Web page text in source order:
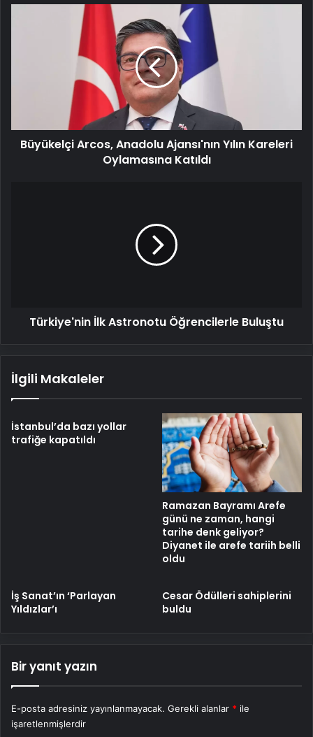
Büyükelçi Arcos, Anadolu Ajansı'nın Yılın Kareleri
Oylamasına Katıldı
Türkiye'nin İlk Astronotu Öğrencilerle Buluştu
İlgili Makaleler
İstanbul’da bazı yollar
trafiğe kapatıldı
Ramazan Bayramı Arefe
günü ne zaman, hangi
tarihe denk geliyor?
Diyanet ile arefe tariih belli
oldu
İş Sanat’ın ‘Parlayan
Yıldızlar’ı
Cesar Ödülleri sahiplerini
buldu
Bir yanıt yazın
E-posta adresiniz yayınlanmayacak. Gerekli alanlar * ile
işaretlenmişlerdir